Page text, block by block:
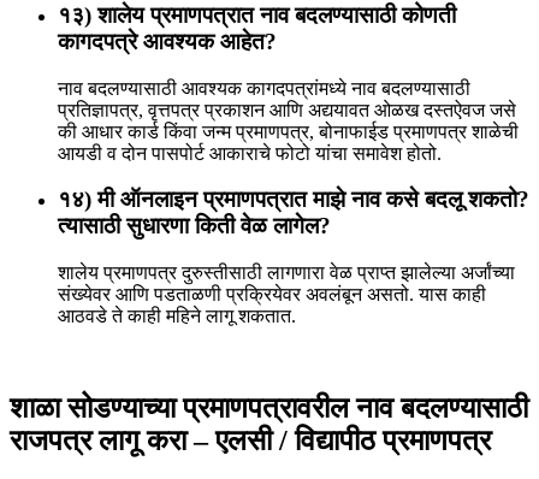
१३) शालेय प्रमाणपत्रात नाव बदलण्यासाठी कोणती
कागदपत्रे आवश्यक आहेत?
नाव बदलण्यासाठी आवश्यक कागदपत्रांमध्ये नाव बदलण्यासाठी
प्रतिज्ञापत्र, वृत्तपत्र प्रकाशन आणि अद्ययावत ओळख दस्तऐवज जसे
की आधार कार्ड किंवा जन्म प्रमाणपत्र, बोनाफाईड प्रमाणपत्र शाळेची
आयडी व दोन पासपोर्ट आकाराचे फोटो यांचा समावेश होतो.
१४) मी ऑनलाइन प्रमाणपत्रात माझे नाव कसे बदलू शकतो?
त्यासाठी सुधारणा किती वेळ लागेल?
शालेय प्रमाणपत्र दुरुस्तीसाठी लागणारा वेळ प्राप्त झालेल्या अर्जांच्या
संख्येवर आणि पडताळणी प्रक्रियेवर अवलंबून असतो. यास काही
आठवडे ते काही महिने लागू शकतात.
शाळा सोडण्याच्या प्रमाणपत्रावरील नाव बदलण्यासाठी
राजपत्र लागू करा – एलसी / विद्यापीठ प्रमाणपत्र